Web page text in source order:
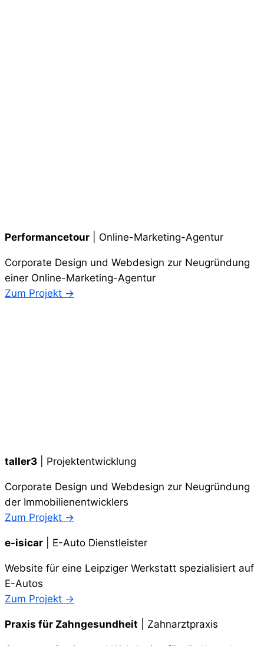
Performancetour | Online-Marketing-Agentur
Corporate Design und Webdesign zur Neugründung
einer Online-Marketing-Agentur
Zum Projekt →
taller3 | Projektentwicklung
Corporate Design und Webdesign zur Neugründung
der Immobilienentwicklers
Zum Projekt →
e-isicar | E-Auto Dienstleister
Website für eine Leipziger Werkstatt spezialisiert auf
E-Autos
Zum Projekt →
Praxis für Zahngesundheit | Zahnarztpraxis